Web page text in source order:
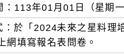
：113年01月01日（星期
：於「2024未來之星料
網填寫報名表問卷。